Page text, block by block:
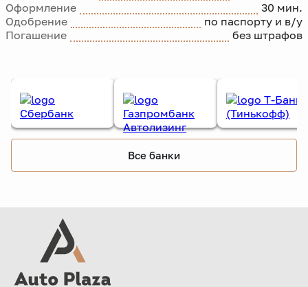
Оформление
30 мин.
Одобрение
по паспорту и в/у
Погашение
без штрафов
Все банки